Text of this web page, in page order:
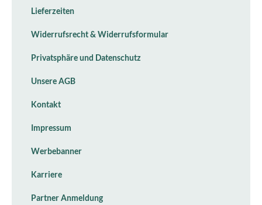
Lieferzeiten
Widerrufsrecht & Widerrufsformular
Privatsphäre und Datenschutz
Unsere AGB
Kontakt
Impressum
Werbebanner
Karriere
Partner Anmeldung